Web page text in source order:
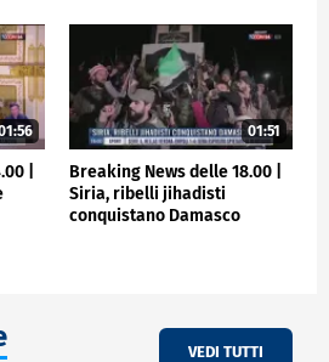
di stabilità e pace", ha
presidente francese
"un nuovo passo avanti nel
tra la Siria e la Francia
|
01:51
Breaking News delle 18.00 |
Siria, ribelli jihadisti
conquistano Damasco
VEDI TUTTI